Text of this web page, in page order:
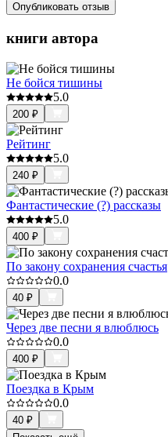
Опубликовать отзыв
книги автора
Не бойся тишины
5.0
200 ₽
Рейтинг
5.0
240 ₽
Фантастические (?) рассказы
5.0
400 ₽
По закону сохранения счастья
0.0
40 ₽
Через две песни я влюблюсь
0.0
400 ₽
Поездка в Крым
0.0
40 ₽